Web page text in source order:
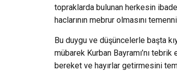
topraklarda bulunan herkesin
haclarının mebrur olmasını
Bu duygu ve düşüncelerle başta
mübarek Kurban Bayramı’nı
bereket ve hayırlar getirmesini